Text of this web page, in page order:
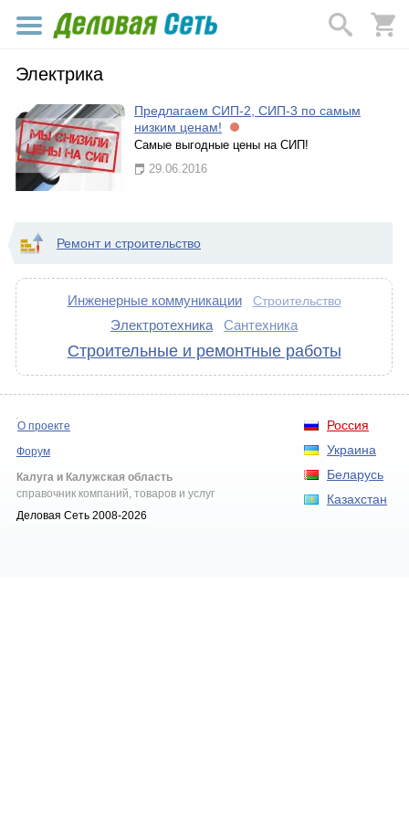
Электрика
Предлагаем СИП-2, СИП-3 по самым
низким ценам!
Самые выгодные цены на СИП!
29.06.2016
Ремонт и строительство
Инженерные коммуникации Строительство
Электротехника Сантехника
Строительные и ремонтные работы
Россия
Украина
Беларусь
Казахстан
О проекте
Форум
Калуга и Калужская область
справочник компаний, товаров и услуг
Деловая Сеть 2008-2026